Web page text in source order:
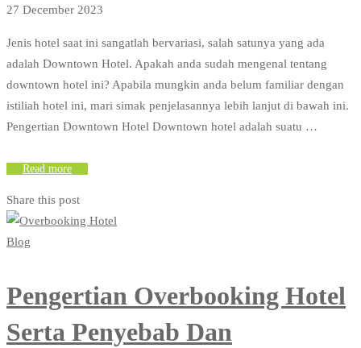
27 December 2023
Jenis hotel saat ini sangatlah bervariasi, salah satunya yang ada
adalah Downtown Hotel. Apakah anda sudah mengenal tentang
downtown hotel ini? Apabila mungkin anda belum familiar dengan
istiliah hotel ini, mari simak penjelasannya lebih lanjut di bawah ini.
Pengertian Downtown Hotel Downtown hotel adalah suatu …
Read more
Share this post
Blog
Pengertian Overbooking Hotel
Serta Penyebab Dan